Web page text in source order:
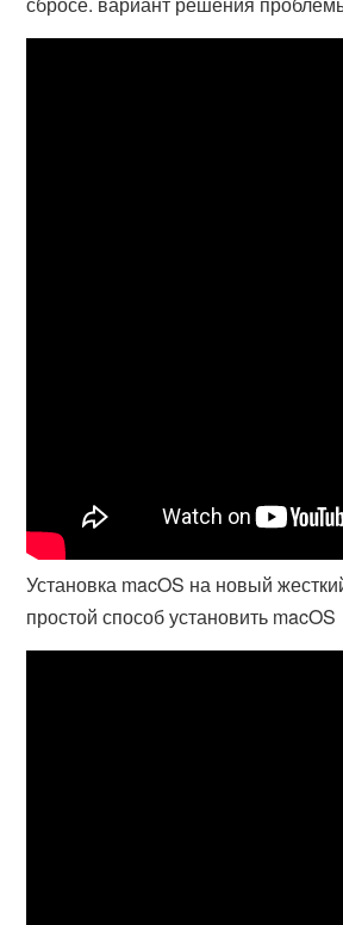
Установка macOS на новый
простой способ установить macOS